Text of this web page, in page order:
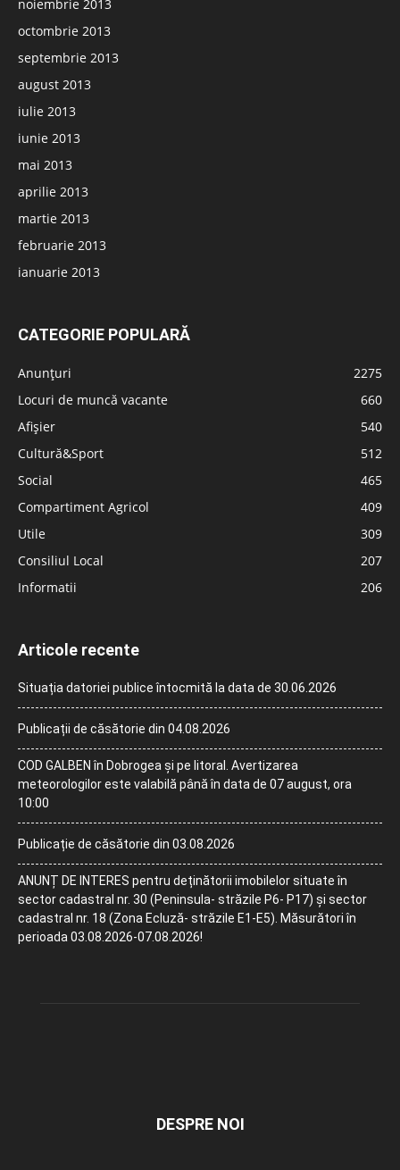
noiembrie 2013
octombrie 2013
septembrie 2013
august 2013
iulie 2013
iunie 2013
mai 2013
aprilie 2013
martie 2013
februarie 2013
ianuarie 2013
CATEGORIE POPULARĂ
Anunțuri
2275
Locuri de muncă vacante
660
Afișier
540
Cultură&Sport
512
Social
465
Compartiment Agricol
409
Utile
309
Consiliul Local
207
Informatii
206
Articole recente
Situația datoriei publice întocmită la data de 30.06.2026
Publicații de căsătorie din 04.08.2026
COD GALBEN în Dobrogea și pe litoral. Avertizarea
meteorologilor este valabilă până în data de 07 august, ora
10:00
Publicație de căsătorie din 03.08.2026
ANUNȚ DE INTERES pentru deținătorii imobilelor situate în
sector cadastral nr. 30 (Peninsula- străzile P6- P17) și sector
cadastral nr. 18 (Zona Ecluză- străzile E1-E5). Măsurători în
perioada 03.08.2026-07.08.2026!
DESPRE NOI